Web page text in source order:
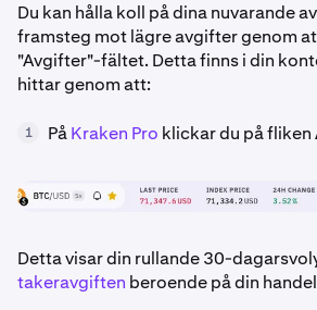
Du kan hålla koll på dina nuvarande
framsteg mot lägre avgifter genom
"Avgifter"-fältet. Detta finns i din
hittar genom att:
1 PåKraken Pro klickar du på fliken
Detta visar din rullande 30-
takeravgiften beroende på din